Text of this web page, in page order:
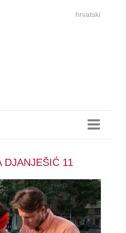
hrvatski
authors
DJANJEŠIĆ 11